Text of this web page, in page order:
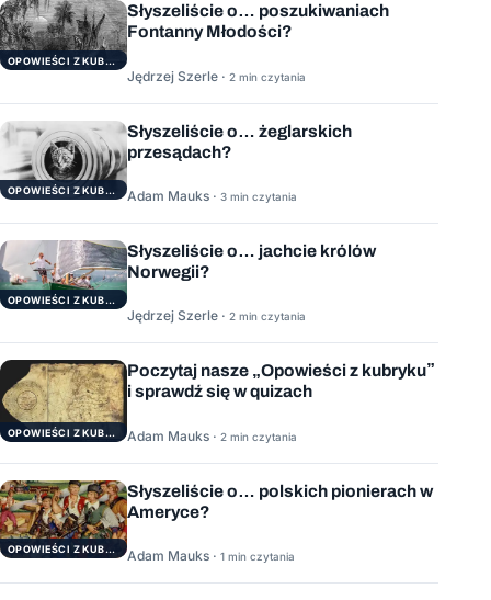
OPOWIEŚCI Z KUBRYKU
Słyszeliście o… poszukiwaniach
Fontanny Młodości?
Jędrzej Szerle · 2 min czytania
OPOWIEŚCI Z KUBRYKU
Słyszeliście o… żeglarskich
przesądach?
Adam Mauks · 3 min czytania
OPOWIEŚCI Z KUBRYKU
Słyszeliście o… jachcie królów
Norwegii?
Jędrzej Szerle · 2 min czytania
OPOWIEŚCI Z KUBRYKU
Poczytaj nasze „Opowieści z kubryku”
i sprawdź się w quizach
Adam Mauks · 2 min czytania
OPOWIEŚCI Z KUBRYKU
Słyszeliście o… polskich pionierach w
Ameryce?
Adam Mauks · 1 min czytania